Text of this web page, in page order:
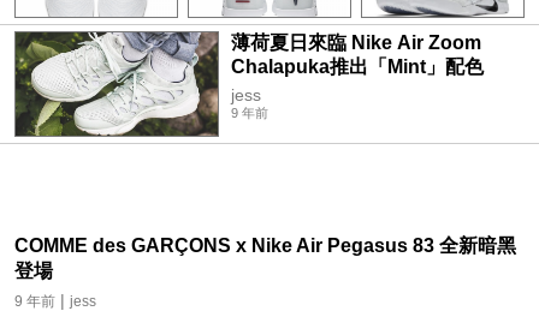
薄荷夏日來臨 Nike Air Zoom
Chalapuka推出「Mint」配色
jess
9 年前
COMME des GARÇONS x Nike Air Pegasus 83 全新暗黑
登場
9 年前 | jess